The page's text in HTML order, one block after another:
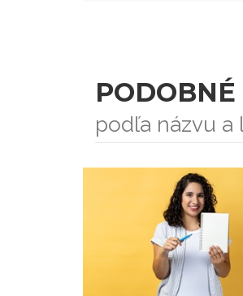
podľa názvu a